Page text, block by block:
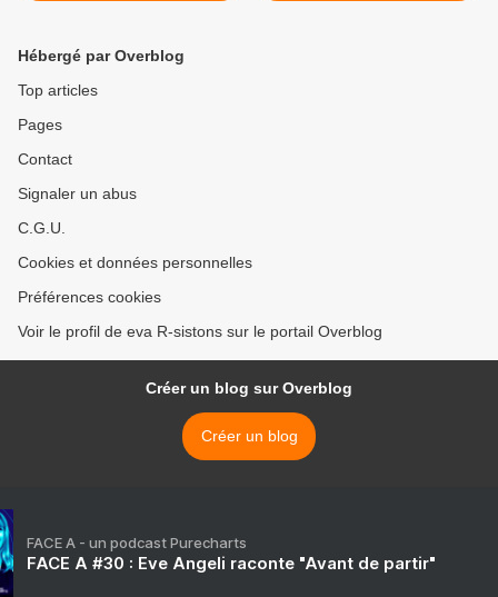
Hébergé par Overblog
Top articles
Pages
Contact
Signaler un abus
C.G.U.
Cookies et données personnelles
Préférences cookies
Voir le profil de eva R-sistons sur le portail Overblog
Créer un blog sur Overblog
Créer un blog
FACE A - un podcast Purecharts
FACE A #30 : Eve Angeli raconte "Avant de partir"